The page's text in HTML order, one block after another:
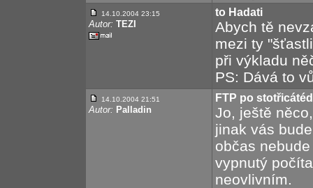
14.10.2004 23:15
Autor: TEZI
to Hadati
Abych tě
mezi ty
při výkladu
PS: Dává to
14.10.2004 21:51
Autor: Palladin
FTP po
Jo, ještě
jinak vás
občas
vypnutý
neovlivním.